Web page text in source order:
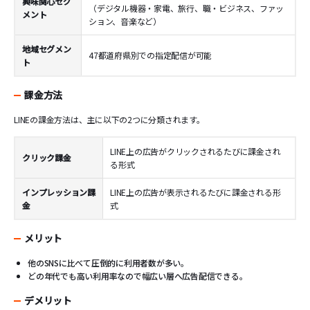
メント
（デジタル機器・家電、旅行、職・ビジネス、ファッ
ション、音楽など）
地域セグメン
ト
47都道府県別での指定配信が可能
課金方法
LINEの課金方法は、主に以下の2つに分類されます。
クリック課金
LINE上の広告がクリックされるたびに課金され
る形式
インプレッション課
金
LINE上の広告が表示されるたびに課金される形
式
メリット
他のSNSに比べて圧倒的に利用者数が多い。
どの年代でも高い利用率なので幅広い層へ広告配信できる。
デメリット